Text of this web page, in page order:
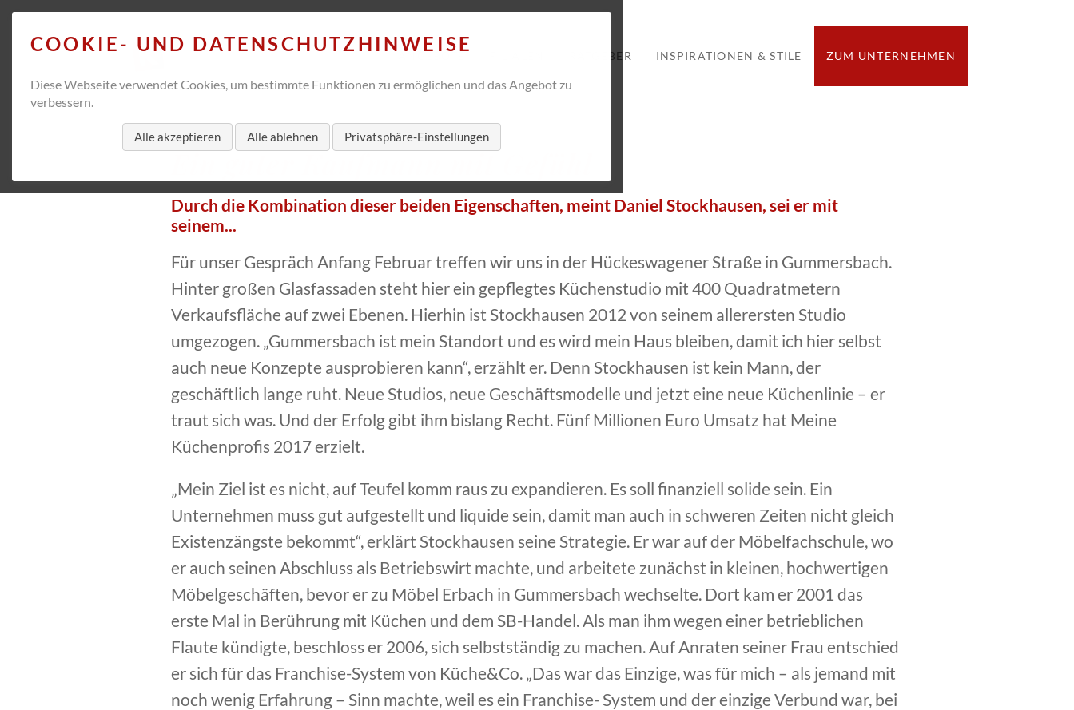
Navigation
ANGEBOTE RATGEBER INSPIRATIONEN & STILE ZUM UNTERNEHMEN
Ein guter Kaufmann mit Gefühl
Durch die Kombination dieser beiden Eigenschaften, meint Daniel Stockhausen, sei er mit
seinem...
Für unser Gespräch Anfang Februar treffen wir uns in der Hückeswagener Straße in Gummersbach.
Hinter großen Glasfassaden steht hier ein gepflegtes Küchenstudio mit 400 Quadratmetern
Verkaufsfläche auf zwei Ebenen. Hierhin ist Stockhausen 2012 von seinem allerersten Studio
umgezogen. „Gummersbach ist mein Standort und es wird mein Haus bleiben, damit ich hier selbst
auch neue Konzepte ausprobieren kann“, erzählt er. Denn Stockhausen ist kein Mann, der
geschäftlich lange ruht. Neue Studios, neue Geschäftsmodelle und jetzt eine neue Küchenlinie – er
traut sich was. Und der Erfolg gibt ihm bislang Recht. Fünf Millionen Euro Umsatz hat Meine
Küchenprofis 2017 erzielt.
„Mein Ziel ist es nicht, auf Teufel komm raus zu expandieren. Es soll finanziell solide sein. Ein
Unternehmen muss gut aufgestellt und liquide sein, damit man auch in schweren Zeiten nicht gleich
Existenzängste bekommt“, erklärt Stockhausen seine Strategie. Er war auf der Möbelfachschule, wo
er auch seinen Abschluss als Betriebswirt machte, und arbeitete zunächst in kleinen, hochwertigen
Möbelgeschäften, bevor er zu Möbel Erbach in Gummersbach wechselte. Dort kam er 2001 das
erste Mal in Berührung mit Küchen und dem SB-Handel. Als man ihm wegen einer betrieblichen
Flaute kündigte, beschloss er 2006, sich selbstständig zu machen. Auf Anraten seiner Frau entschied
er sich für das Franchise-System von Küche&Co. „Das war das Einzige, was für mich – als jemand mit
noch wenig Erfahrung – Sinn machte, weil es ein Franchise- System und der einzige Verbund war, bei
COOKIE- UND DATENSCHUTZHINWEISE
Diese Webseite verwendet Cookies, um bestimmte Funktionen zu ermöglichen und das Angebot zu
verbessern.
Alle akzeptieren Alle ablehnen Privatsphäre-Einstellungen